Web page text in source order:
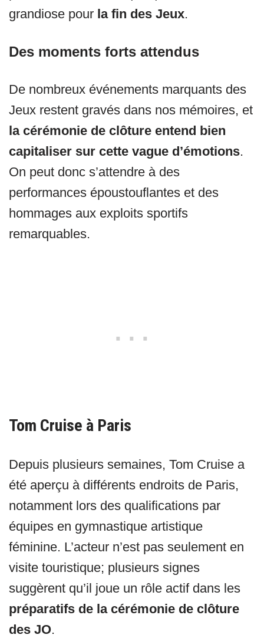
grandiose pour la fin des Jeux.
Des moments forts attendus
De nombreux événements marquants des
Jeux restent gravés dans nos mémoires, et
la cérémonie de clôture entend bien
capitaliser sur cette vague d’émotions.
On peut donc s’attendre à des
performances époustouflantes et des
hommages aux exploits sportifs
remarquables.
Tom Cruise à Paris
Depuis plusieurs semaines, Tom Cruise a
été aperçu à différents endroits de Paris,
notamment lors des qualifications par
équipes en gymnastique artistique
féminine. L’acteur n’est pas seulement en
visite touristique; plusieurs signes
suggèrent qu’il joue un rôle actif dans les
préparatifs de la cérémonie de clôture
des JO.